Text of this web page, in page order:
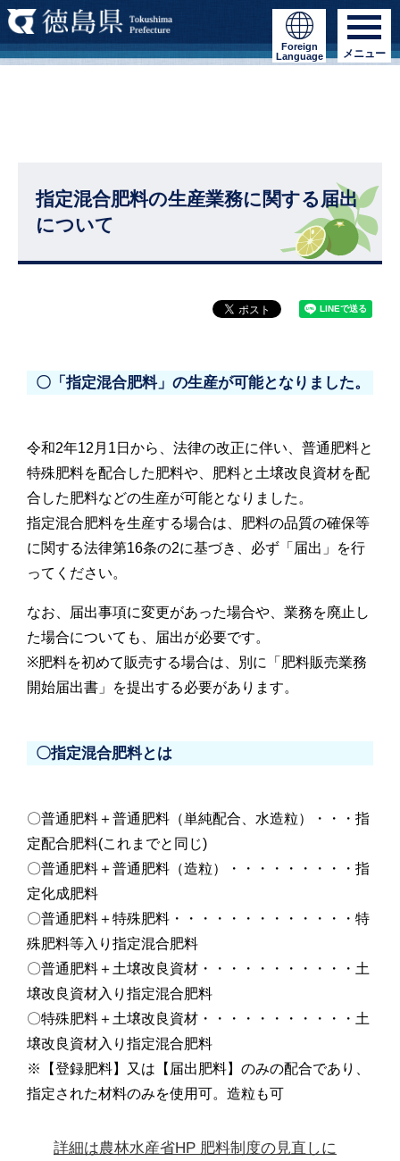
Foreign
Language
メニュー
指定混合肥料の生産業務に関する届出
について
〇「指定混合肥料」の生産が可能となりました。
令和2年12月1日から、法律の改正に伴い、普通肥料と
特殊肥料を配合した肥料や、肥料と土壌改良資材を配
合した肥料などの生産が可能となりました。
指定混合肥料を生産する場合は、肥料の品質の確保等
に関する法律第16条の2に基づき、必ず「届出」を行
ってください。
なお、届出事項に変更があった場合や、業務を廃止し
た場合についても、届出が必要です。
※肥料を初めて販売する場合は、別に「肥料販売業務
開始届出書」を提出する必要があります。
〇指定混合肥料とは
〇普通肥料＋普通肥料（単純配合、水造粒）・・・指
定配合肥料(これまでと同じ)
〇普通肥料＋普通肥料（造粒）・・・・・・・・・指
定化成肥料
〇普通肥料＋特殊肥料・・・・・・・・・・・・・特
殊肥料等入り指定混合肥料
〇普通肥料＋土壌改良資材・・・・・・・・・・・土
壌改良資材入り指定混合肥料
〇特殊肥料＋土壌改良資材・・・・・・・・・・・土
壌改良資材入り指定混合肥料
※【登録肥料】又は【届出肥料】のみの配合であり、
指定された材料のみを使用可。造粒も可
詳細は農林水産省HP 肥料制度の見直しに